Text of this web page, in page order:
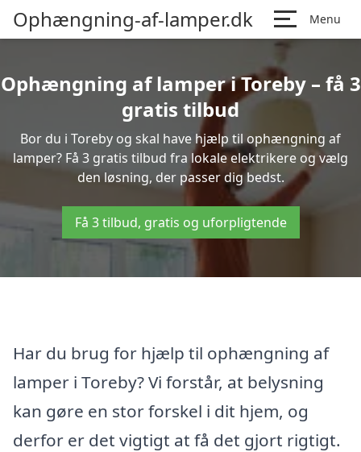
Ophængning-af-lamper.dk Menu
Ophængning af lamper i Toreby – få 3
gratis tilbud
Bor du i Toreby og skal have hjælp til ophængning af
lamper? Få 3 gratis tilbud fra lokale elektrikere og vælg
den løsning, der passer dig bedst.
Få 3 tilbud, gratis og uforpligtende
Har du brug for hjælp til ophængning af
lamper i Toreby? Vi forstår, at belysning
kan gøre en stor forskel i dit hjem, og
derfor er det vigtigt at få det gjort rigtigt.